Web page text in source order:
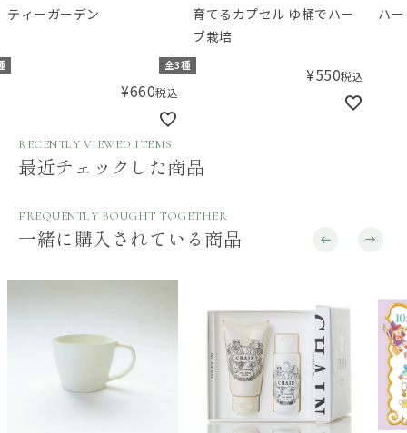
ティーガーデン
全3種
¥660税込
育てるカプセル ゆ桶でハー
ブ栽培
¥550税込
ハ
RECENTLY VIEWED ITEMS
最近チェックした商品
FREQUENTLY BOUGHT TOGETHER
一緒に購入されている商品